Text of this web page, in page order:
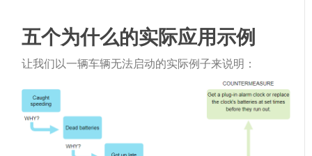
五个为什么的实际应用示例
让我们以一辆车辆无法启动的实际例子来说明：